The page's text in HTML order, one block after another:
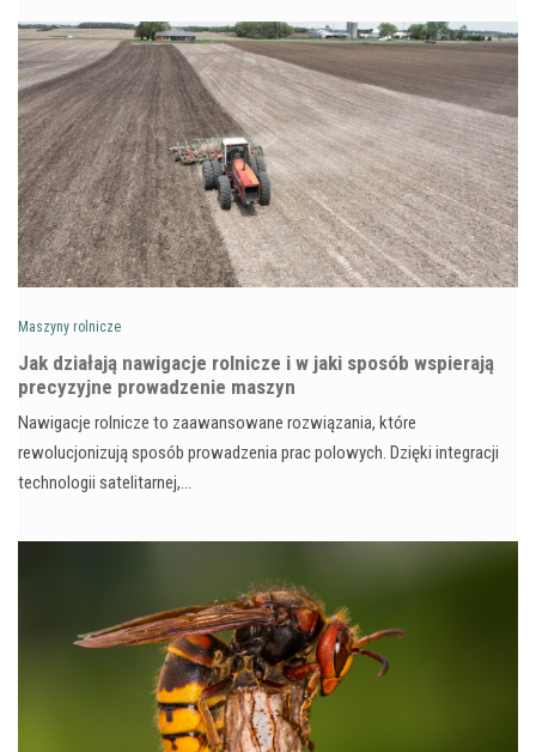
Maszyny rolnicze
Jak działają nawigacje rolnicze i w jaki sposób wspierają
precyzyjne prowadzenie maszyn
Nawigacje rolnicze to zaawansowane rozwiązania, które
rewolucjonizują sposób prowadzenia prac polowych. Dzięki integracji
technologii satelitarnej,…